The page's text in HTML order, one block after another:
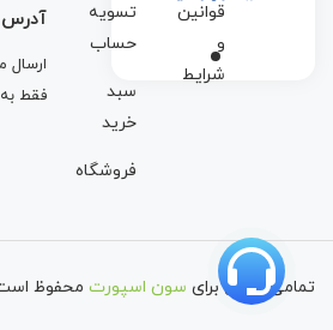
قوانین
و
شرایط
تسویه
حساب
سبد
خرید
فروشگاه
آدرس
ارسال
فقط
تمامی حقوق برای سون اسپورت محفوظ